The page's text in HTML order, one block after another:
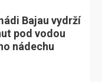
Bajau vydrží
pod vodou
nádechu